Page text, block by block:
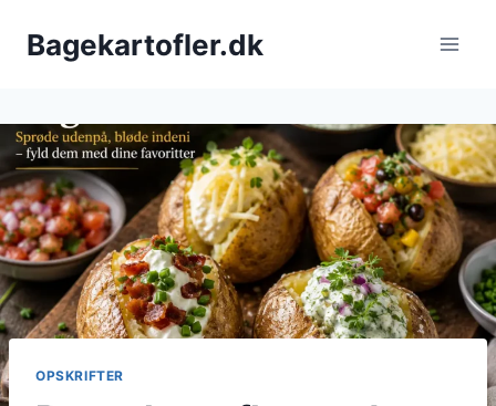
Bagekartofler.dk
OPSKRIFTER